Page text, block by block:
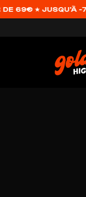
69€ ★ JUSQU'À -